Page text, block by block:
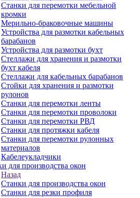
Станки для перемотки мебельной
кромки
Мерильно-браковочные машины
Устройства для размотки кабельных
барабанов
Устройства для размотки бухт
Стеллажи для хранения и размотки
бухт кабеля
Стеллажи для кабельных барабанов
Стойки для хранения и размотки
рулонов
Станки для перемотки ленты
Станки для перемотки проволоки
Станки для перемотки РВД
Станки для протяжки кабеля
Станки для перемотки рулонных
материалов
Кабелеукладчики
для производства окон
Назад
Станки для производства окон
Станки для резки профиля